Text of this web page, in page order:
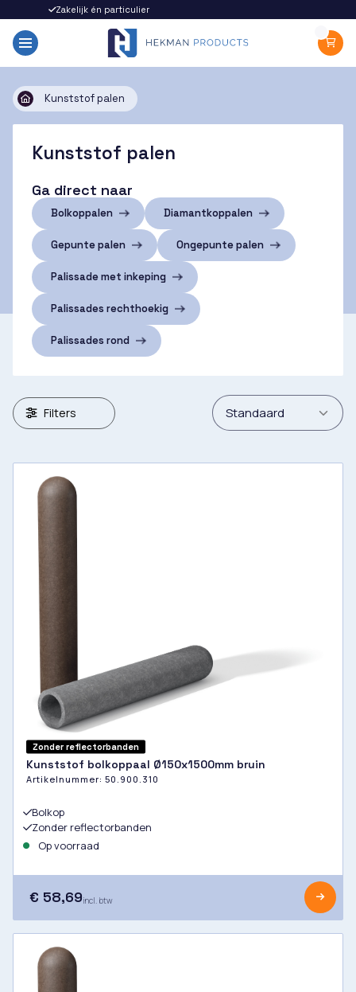
Zakelijk én particulier
Kunststof palen
Kunststof palen
Ga direct naar
Bolkoppalen Diamantkoppalen
Gepunte palen Ongepunte palen
Palissade met inkeping
Palissades rechthoekig
Palissades rond
Filters
Zonder reflectorbanden
Kunststof bolkoppaal Ø150x1500mm bruin
Artikelnummer: 50.900.310
Bolkop
Zonder reflectorbanden
Op voorraad
€ 58,69incl. btw